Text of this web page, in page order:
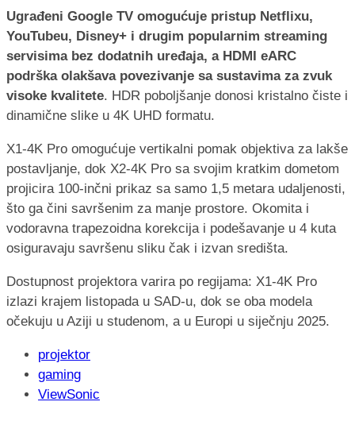
Ugrađeni Google TV omogućuje pristup Netflixu,
YouTubeu, Disney+ i drugim popularnim streaming
servisima bez dodatnih uređaja, a HDMI eARC
podrška olakšava povezivanje sa sustavima za zvuk
visoke kvalitete. HDR poboljšanje donosi kristalno čiste i
dinamične slike u 4K UHD formatu.
X1-4K Pro omogućuje vertikalni pomak objektiva za lakše
postavljanje, dok X2-4K Pro sa svojim kratkim dometom
projicira 100-inčni prikaz sa samo 1,5 metara udaljenosti,
što ga čini savršenim za manje prostore. Okomita i
vodoravna trapezoidna korekcija i podešavanje u 4 kuta
osiguravaju savršenu sliku čak i izvan središta.
Dostupnost projektora varira po regijama: X1-4K Pro
izlazi krajem listopada u SAD-u, dok se oba modela
očekuju u Aziji u studenom, a u Europi u siječnju 2025.
projektor
gaming
ViewSonic